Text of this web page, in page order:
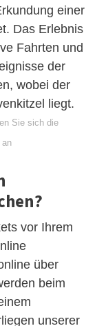
einer
Das Erlebnis
Fahrten und
der
wobei der
liegt.
Sie sich die
an
vor Ihrem
über
beim
unserer